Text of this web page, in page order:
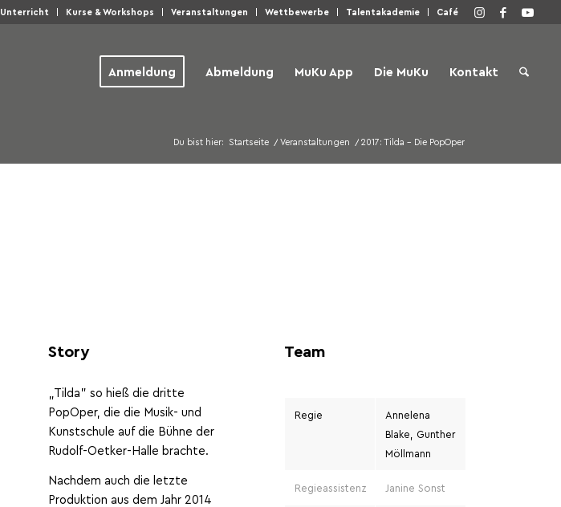
Unterricht Kurse & Workshops Veranstaltungen Wettbewerbe Talentakademie Café
Anmeldung Abmeldung MuKu App Die MuKu Kontakt
Du bist hier: Startseite / Veranstaltungen / 2017: Tilda – Die PopOper
Story
„Tilda” so hieß die dritte
PopOper, die die Musik- und
Kunstschule auf die Bühne der
Rudolf-Oetker-Halle brachte.
Nachdem auch die letzte
Produktion aus dem Jahr 2014
Team
Regie
Annelena
Blake, Gunther
Möllmann
Regieassistenz Janine Sonst